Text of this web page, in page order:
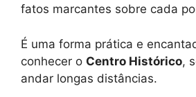
fatos marcantes sobre cada
É uma forma prática e
conhecer o Centro Histórico,
andar longas distâncias.